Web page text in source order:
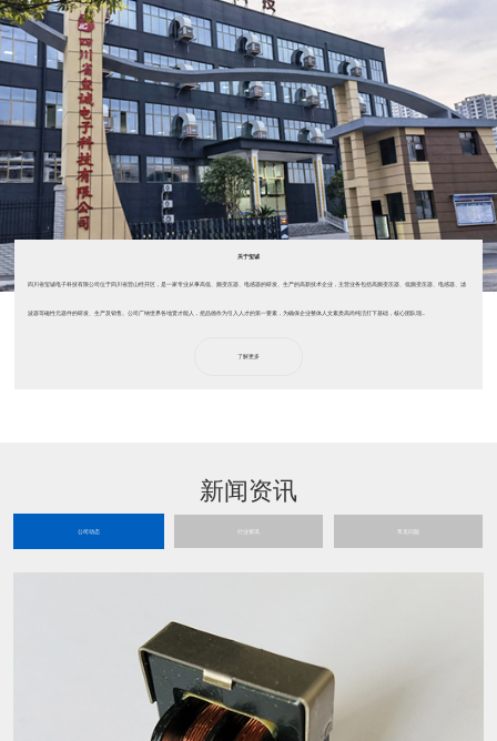
关于玺诚
四川省玺诚电子科技有限公司位于四川省营山经开区，是一家专业从事高低、频变压器、电感器的研发、生产的高新技术企业，主营业务包括高频变压器、低频变压器、电感器、滤
波器等磁性元器件的研发、生产及销售。公司广纳世界各地贤才能人，把品德作为引入人才的第一要素，为确保企业整体人文素质高尚纯洁打下基础，核心团队现...
了解更多
新闻资讯
公司动态 行业资讯 常见问题